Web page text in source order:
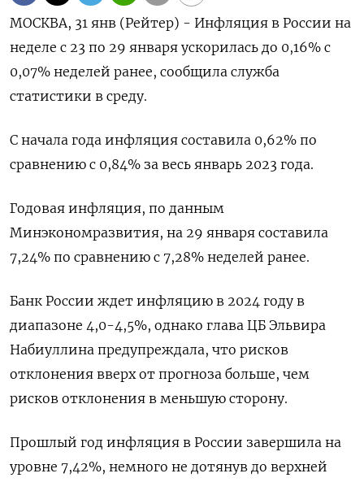
МОСКВА, 31 янв (Рейтер) - Инфляция в России на
неделе с 23 по 29 января ускорилась до 0,16% с
0,07% неделей ранее, сообщила служба
статистики в среду.
С начала года инфляция составила 0,62% по
сравнению с 0,84% за весь январь 2023 года.
Годовая инфляция, по данным
Минэкономразвития, на 29 января составила
7,24% по сравнению с 7,28% неделей ранее.
Банк России ждет инфляцию в 2024 году в
диапазоне 4,0-4,5%, однако глава ЦБ Эльвира
Набиуллина предупреждала, что рисков
отклонения вверх от прогноза больше, чем
рисков отклонения в меньшую сторону.
Прошлый год инфляция в России завершила на
уровне 7,42%, немного не дотянув до верхней